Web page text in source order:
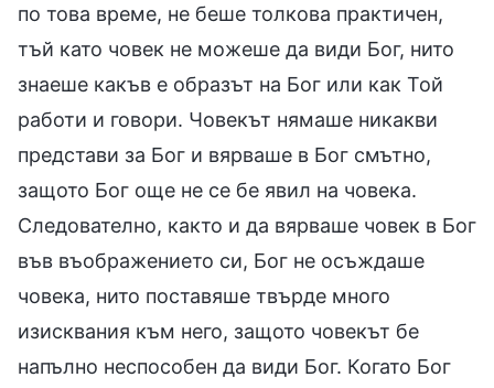
по това време, не беше толкова практичен,
тъй като човек не можеше да види Бог, нито
знаеше какъв е образът на Бог или как Той
работи и говори. Човекът нямаше никакви
представи за Бог и вярваше в Бог смътно,
защото Бог още не се бе явил на човека.
Следователно, както и да вярваше човек в Бог
във въображението си, Бог не осъждаше
човека, нито поставяше твърде много
изисквания към него, защото човекът бе
напълно неспособен да види Бог. Когато Бог